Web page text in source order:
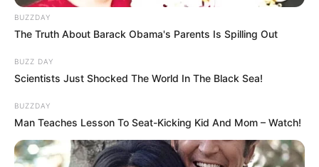
BUZZDAY
The Truth About Barack Obama's Parents Is Spilling Out
BUZZ DAY
Scientists Just Shocked The World In The Black Sea!
BUZZDAY
Man Teaches Lesson To Seat-Kicking Kid And Mom – Watch!